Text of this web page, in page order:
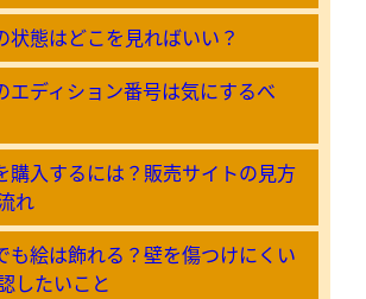
状態はどこを見ればいい？
エディション番号は気にするべ
購入するには？販売サイトの見方
れ
も絵は飾れる？壁を傷つけにくい
したいこと